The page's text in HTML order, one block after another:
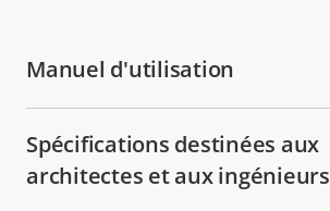
Manuel d'utilisation
Spécifications destinées aux
architectes et aux ingénieurs